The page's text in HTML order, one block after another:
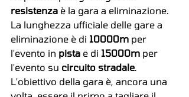
resistenza è la gara a eliminazione.
La lunghezza ufficiale delle gare a
eliminazione è di 10000m per
l'evento in pista e di 15000m per
l'evento su circuito stradale.
L'obiettivo della gara è, ancora una